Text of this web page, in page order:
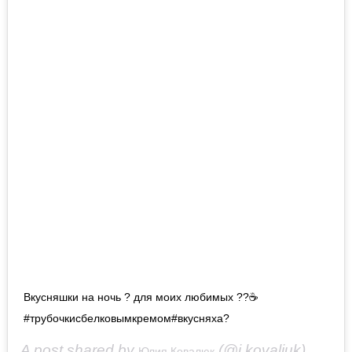
Вкусняшки на ночь ? для моих любимых ??☕
#трубочкисбелковымкремом#вкусняха?